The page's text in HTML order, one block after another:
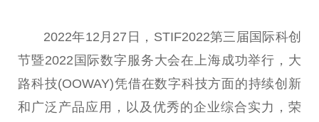
2022年12月27日，STIF2022第三届国际科创
节暨2022国际数字服务大会在上海成功举行，大
路科技(OOWAY)凭借在数字科技方面的持续创新
和广泛产品应用，以及优秀的企业综合实力，荣